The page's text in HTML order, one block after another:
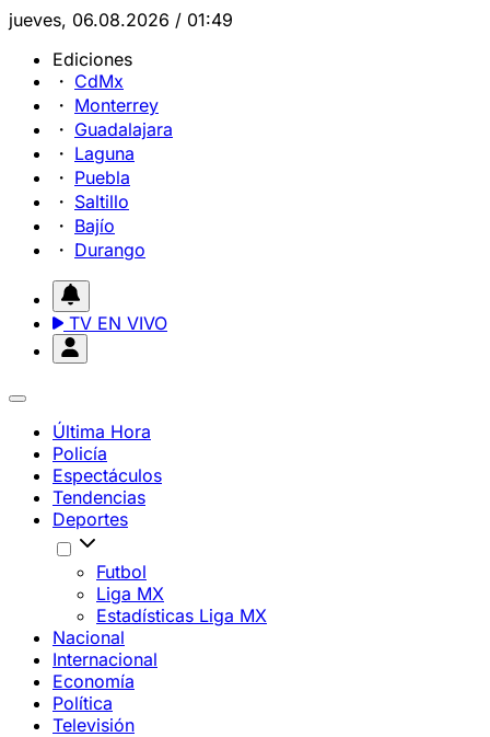
jueves, 06.08.2026 / 01:49
Ediciones
CdMx
Monterrey
Guadalajara
Laguna
Puebla
Saltillo
Bajío
Durango
TV EN VIVO
Última Hora
Policía
Espectáculos
Tendencias
Deportes
Futbol
Liga MX
Estadísticas Liga MX
Nacional
Internacional
Economía
Política
Televisión